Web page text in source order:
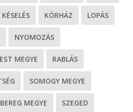
KÉSELÉS KÓRHÁZ LOPÁS
NYOMOZÁS
MEGYE RABLÁS
SOMOGY MEGYE
MEGYE SZEGED